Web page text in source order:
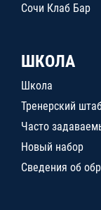
Сочи Клаб Бар
ШКОЛА
Школа
Тренерский
Часто
Новый набор
Сведения об